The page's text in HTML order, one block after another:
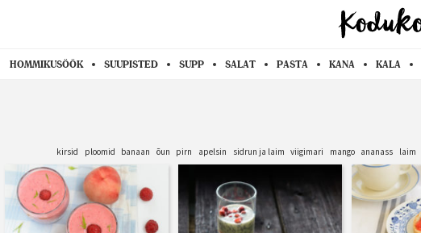
HOMMIKUSÖÖK SUUPISTED SUPP SALAT PASTA KANA KALA
kirsid ploomid banaan õun pirn apelsin sidrun ja laim viigimari mango ananass laim